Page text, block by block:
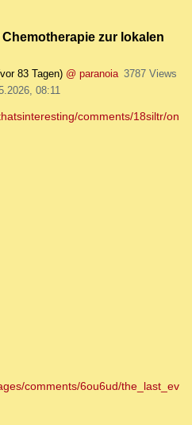
zur lokalen
83 Tagen) @ paranoia 3787 Views
08:11
comments/18siltr/on
comments/6ou6ud/the_last_ev